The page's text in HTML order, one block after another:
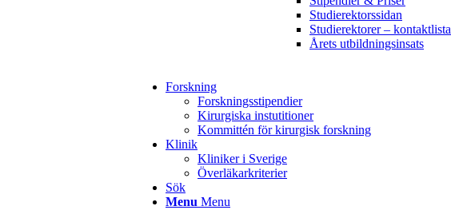
Studierektorssidan
Studierektorer – kontaktlista
Årets utbildningsinsats
Forskning
Forskningsstipendier
Kirurgiska instutitioner
Kommittén för kirurgisk forskning
Klinik
Kliniker i Sverige
Överläkarkriterier
Sök
Menu Menu